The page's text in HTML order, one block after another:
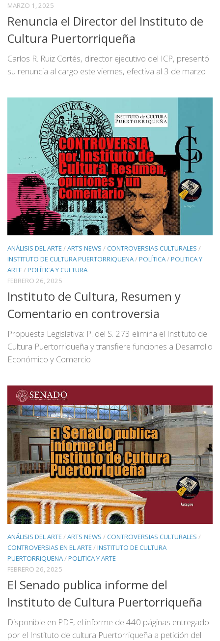
MARZO 1, 2025
Renuncia el Director del Instituto de
Cultura Puertorriqueña
Carlos R. Ruiz Cortés, director ejecutivo del ICP, presentó
su renuncia al cargo este viernes, efectiva al 3 de marzo
ANÁLISIS DEL ARTE /ARTS NEWS /CONTROVERSIAS CULTURALES /
INSTITUTO DE CULTURA PUERTORRIQUENA/POLÍTICA/POLITICA Y
ARTE /POLÍTICA Y CULTURA
FEBRERO 26, 2025
Instituto de Cultura, Resumen y
Comentario en controversia
Propuesta Legislativa: P. del S. 273 elimina el Instituto de
Cultura Puertorriqueña y transfiere funciones a Desarrollo
Económico y Comercio
ANÁLISIS DEL ARTE /ARTS NEWS /CONTROVERSIAS CULTURALES /
CONTROVERSIAS EN EL ARTE /INSTITUTO DE CULTURA
PUERTORRIQUENA/POLITICA Y ARTE
FEBRERO 26, 2025
El Senado publica informe del
Instituto de Cultura Puertorriqueña
Disponible en PDF, el informe de 440 páginas entregado
por el Instituto de cultura Puertorriqueña a petición del